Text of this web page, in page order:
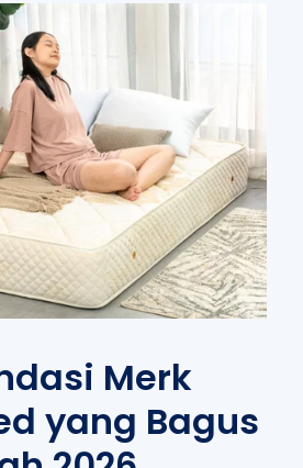
Merk
yang Bagus